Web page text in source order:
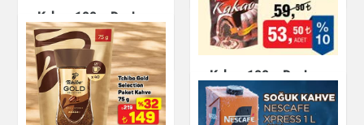
Kakao 100 g Daphne
Çay & Kahve & Şeker
Kakao 100 g Daphne
Çay & Kahve & Şeker